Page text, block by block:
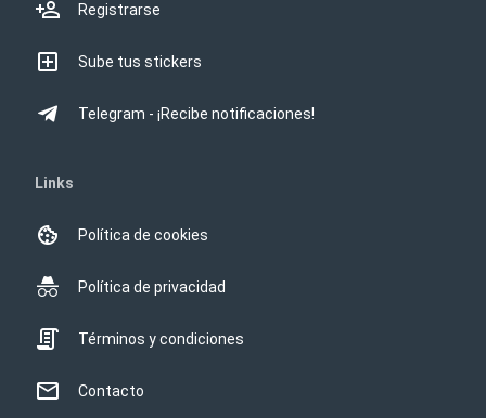
Registrarse
Sube tus stickers
Telegram - ¡Recibe notificaciones!
Links
Política de cookies
Política de privacidad
Términos y condiciones
Contacto